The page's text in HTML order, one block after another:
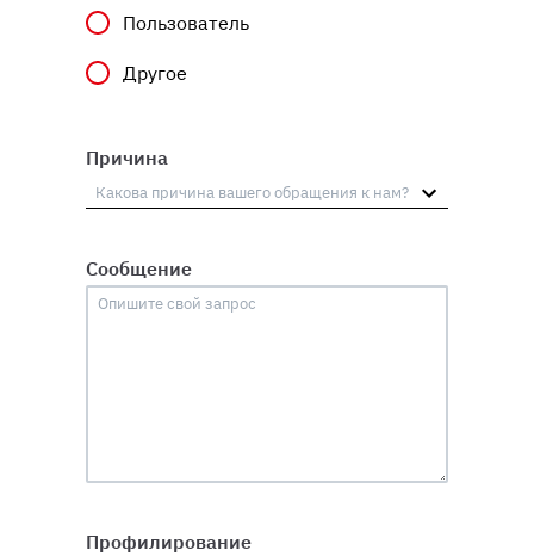
Пользователь
Другое
Причина
Сообщение
Профилирование